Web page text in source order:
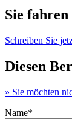
Sie
Schreiben Sie
Diesen
» Sie möchten
Name*